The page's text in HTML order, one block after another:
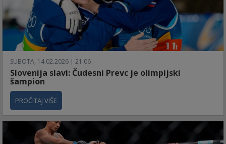
SUBOTA, 14.02.2026 | 21:06
Slovenija slavi: Čudesni Prevc je olimpijski
šampion
PROČITAJ VIŠE